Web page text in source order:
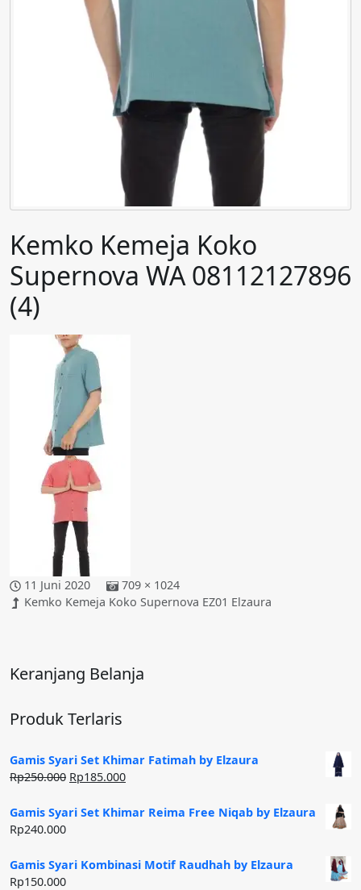
Kemko Kemeja Koko
Supernova WA 08112127896
(4)
11 Juni 2020
709 × 1024
Kemko Kemeja Koko Supernova EZ01 Elzaura
Keranjang Belanja
Produk Terlaris
Gamis Syari Set Khimar Fatimah by Elzaura
Rp250.000 Harga
adalah:
Rp185.000Harga
ini
Gamis Syari Set Khimar Reima Free Niqab by Elzaura
Rp240.000
Gamis Syari Kombinasi Motif Raudhah by Elzaura
Rp150.000